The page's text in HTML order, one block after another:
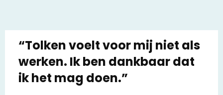
“Tolken voelt voor mij niet als
werken. Ik ben dankbaar dat
ik het mag doen.”